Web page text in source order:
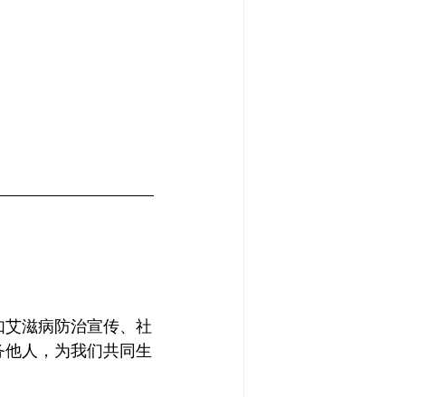
滋病防治宣传、社
人，为我们共同生